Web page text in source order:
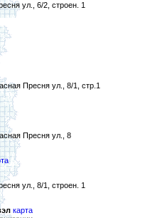
ул., 6/2, строен. 1
Пресня ул., 8/1, стр.1
Пресня ул., 8
ул., 8/1, строен. 1
карта